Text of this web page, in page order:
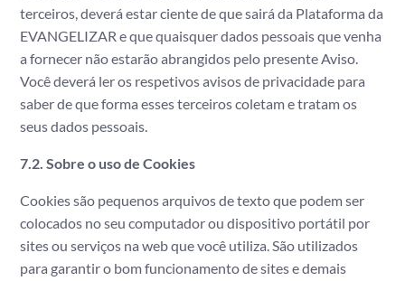
terceiros, deverá estar ciente de que sairá da Plataforma da
EVANGELIZAR e que quaisquer dados pessoais que venha
a fornecer não estarão abrangidos pelo presente Aviso.
Você deverá ler os respetivos avisos de privacidade para
saber de que forma esses terceiros coletam e tratam os
seus dados pessoais.
7.2.Sobre o uso de Cookies
Cookies são pequenos arquivos de texto que podem ser
colocados no seu computador ou dispositivo portátil por
sites ou serviços na web que você utiliza. São utilizados
para garantir o bom funcionamento de sites e demais